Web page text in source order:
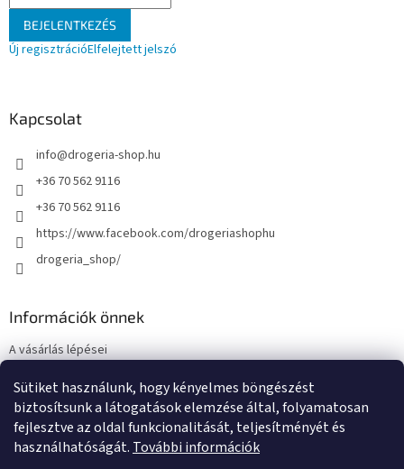
Sütiket használunk, hogy kényelmes böngészést
biztosítsunk a látogatások elemzése által, folyamatosan
fejlesztve az oldal funkcionalitását, teljesítményét és
használhatóságát. További információk
BEJELENTKEZÉS
Új regisztrációElfelejtett jelszó
Kapcsolat
info@drogeria-shop.hu
+36 70 562 9116
+36 70 562 9116
https://www.facebook.com/drogeriashophu
drogeria_shop/
Információk önnek
A vásárlás lépései
Adatkezelési tájékoztató
Elérhetőségek